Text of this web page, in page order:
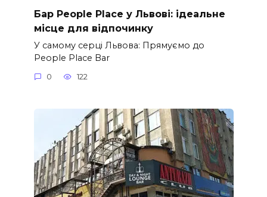
Бар People Place у Львові: ідеальне
місце для відпочинку
У самому серці Львова: Прямуємо до
People Place Bar
0 122